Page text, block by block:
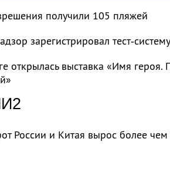
получили 105 пляжей
зарегистрировал
открылась выставка «Имя героя.
России и Китая вырос более чем